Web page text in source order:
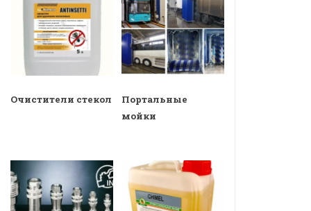
Очистители стекол
Портальные
мойки